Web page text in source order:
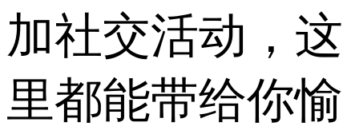
加社交活动，这
里都能带给你愉